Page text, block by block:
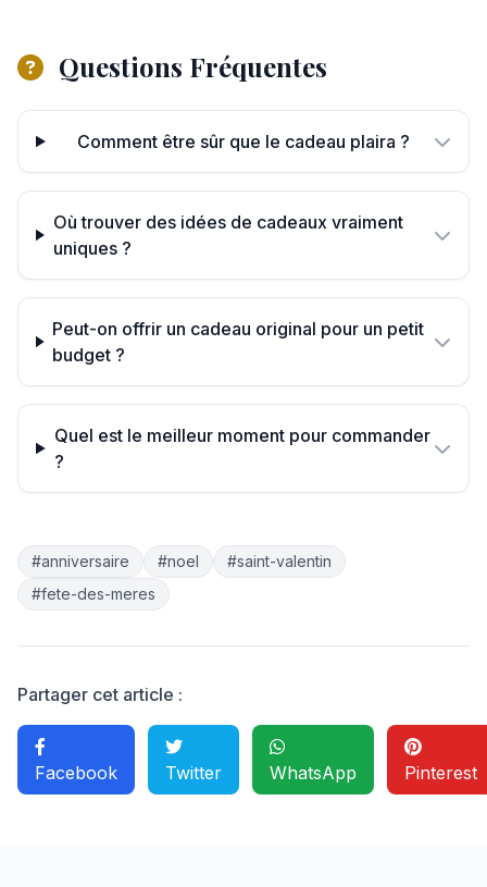
Questions Fréquentes
Comment être sûr que le cadeau plaira ?
Où trouver des idées de cadeaux vraiment
uniques ?
Peut-on offrir un cadeau original pour un petit
budget ?
Quel est le meilleur moment pour commander
?
#anniversaire #noel
#saint-valentin
#fete-des-meres
Partager cet article :
Facebook Twitter WhatsApp Pinterest